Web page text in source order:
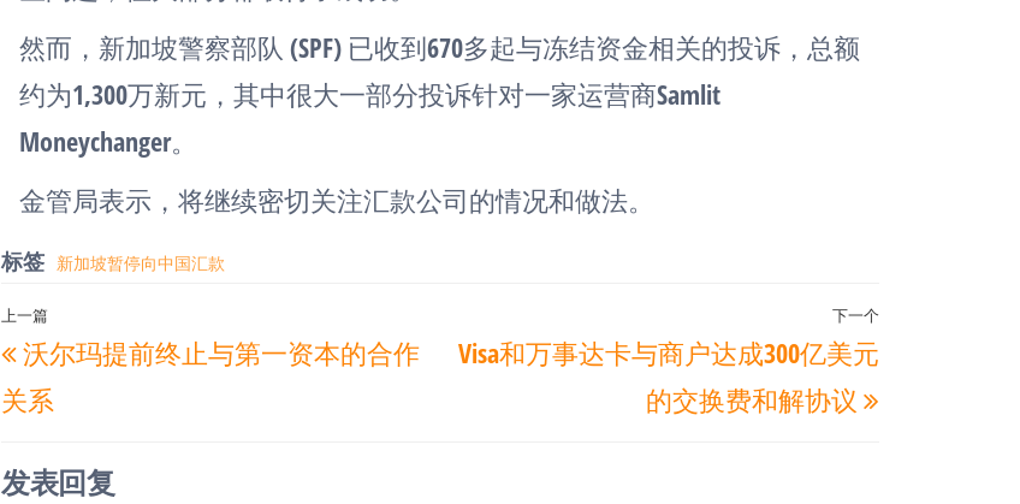
然而，新加坡警察部队 (SPF) 已收到670多起与冻结资金相关的投诉，总额
约为1,300万新元，其中很大一部分投诉针对一家运营商Samlit
Moneychanger。
金管局表示，将继续密切关注汇款公司的情况和做法。
标签 新加坡暂停向中国汇款
文
章
导
上
一
篇
文
上一篇
沃尔玛提前终止与第一资本的合作
关系
下
下一个
Visa和万事达卡与商户达成300亿美元
的交换费和解协议
发表回复